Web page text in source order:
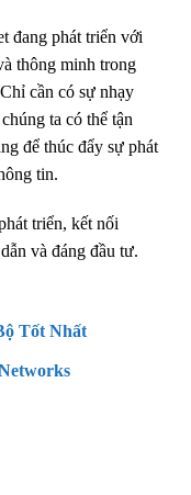
đang phát triển với
thông minh trong
cần có sự nhạy
ta có thể tận
để thúc đẩy sự phát
tin.
triển, kết nối
và đáng đầu tư.
Tốt Nhất